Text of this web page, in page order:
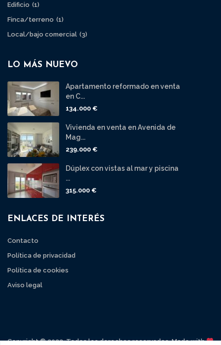
Edificio (1)
Finca/terreno (1)
Local/bajo comercial (3)
LO MÁS NUEVO
Apartamento reformado en venta
en C...
134.000 €
Vivienda en venta en Avenida de
Mag...
239.000 €
Dúplex con vistas al mar y piscina
...
315.000 €
ENLACES DE INTERÉS
Contacto
Política de privacidad
Política de cookies
Aviso legal
Copyright © 2022. Todos los derechos reservados. Made with